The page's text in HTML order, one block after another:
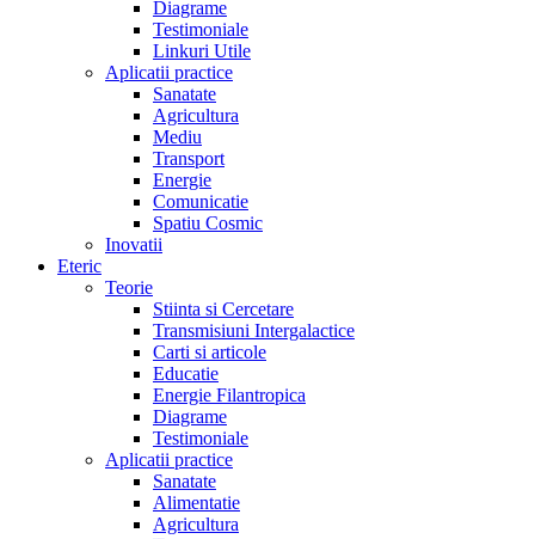
Diagrame
Testimoniale
Linkuri Utile
Aplicatii practice
Sanatate
Agricultura
Mediu
Transport
Energie
Comunicatie
Spatiu Cosmic
Inovatii
Eteric
Teorie
Stiinta si Cercetare
Transmisiuni Intergalactice
Carti si articole
Educatie
Energie Filantropica
Diagrame
Testimoniale
Aplicatii practice
Sanatate
Alimentatie
Agricultura